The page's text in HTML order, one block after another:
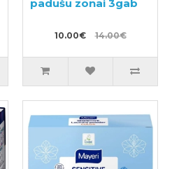
padušu zonai 3gab
10.00€ 14.00€